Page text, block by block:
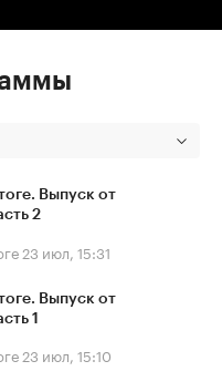
Выпуск от
2
23 июл, 15:31
Выпуск от
1
23 июл, 15:10